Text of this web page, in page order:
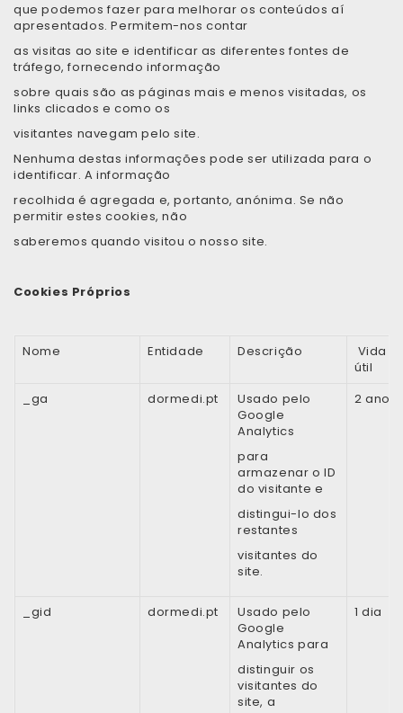
que podemos fazer para melhorar os conteúdos aí
apresentados. Permitem-nos contar
as visitas ao site e identificar as diferentes fontes de
tráfego, fornecendo informação
sobre quais são as páginas mais e menos visitadas, os
links clicados e como os
visitantes navegam pelo site.
Nenhuma destas informações pode ser utilizada para o
identificar. A informação
recolhida é agregada e, portanto, anónima. Se não
permitir estes cookies, não
saberemos quando visitou o nosso site.
Cookies Próprios
Nome Entidade Descrição
Vida
útil
_ga
dormedi.pt
Usado pelo
Google
Analytics
para
armazenar o ID
do visitante e
distingui-lo dos
restantes
visitantes do
site.
2 anos
_gid dormedi.pt
Usado pelo
Google
Analytics para
distinguir os
visitantes do
site, a
1 dia